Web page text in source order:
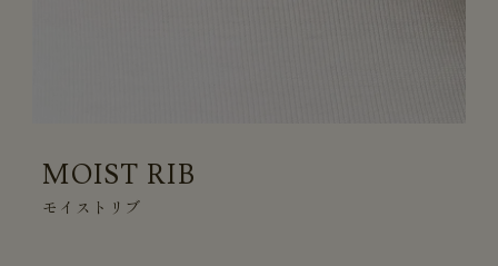
MOIST RIB
モイストリブ